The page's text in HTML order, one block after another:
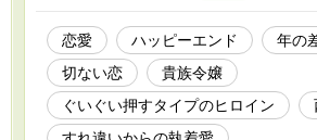
恋愛 ハッピーエンド 年の
切ない恋
貴族令嬢
ぐいぐい押すタイプのヒロイン